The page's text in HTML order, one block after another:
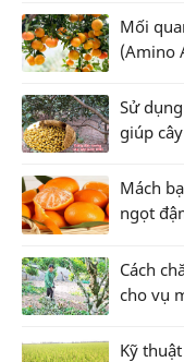
Mối
(Amino
Sử
giúp
Mách
ngọt
Cách
cho vụ
Kỹ